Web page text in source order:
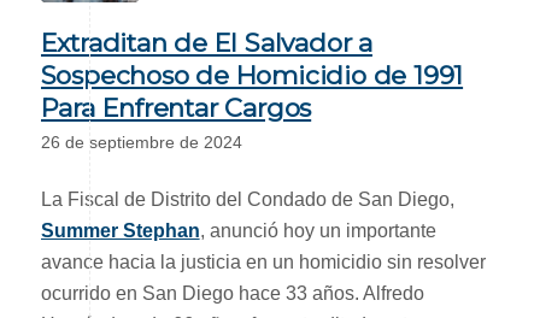
Extraditan de El Salvador a
Sospechoso de Homicidio de 1991
Para Enfrentar Cargos
26 de septiembre de 2024
La Fiscal de Distrito del Condado de San Diego,
Summer Stephan, anunció hoy un importante
avance hacia la justicia en un homicidio sin resolver
ocurrido en San Diego hace 33 años. Alfredo